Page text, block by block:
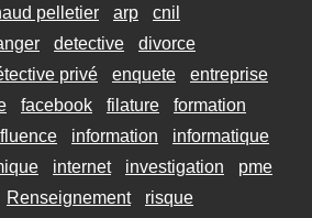
pelletier arp
cnil
detective
divorce
privé enquete
entreprise
facebook filature
formation
information
informatique
internet investigation
pme
Renseignement
risque